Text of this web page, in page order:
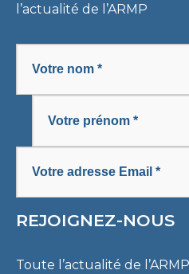
l’actualité de l’ARMP
REJOIGNEZ-NOUS
Toute l’actualité de